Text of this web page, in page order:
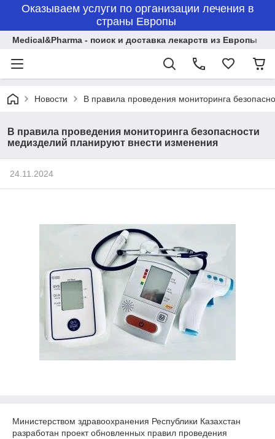
Оказываем услуги по организации лечения в
страны Европы
Medical&Pharma - поиск и доставка лекарств из Европы
Новости В правила проведения мониторинга
В правила проведения мониторинга безопасности
медизделий планируют внести изменения
24.11.2024
Министерством здравоохранения Республики Казахстан
разработан проект обновленных правил проведения